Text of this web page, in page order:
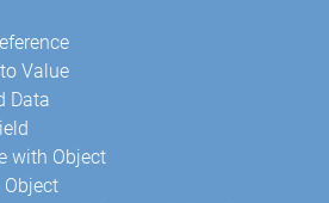
Value
Data
with Object
Object